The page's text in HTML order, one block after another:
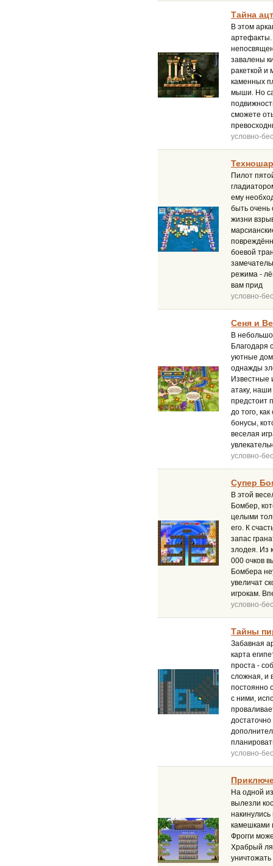
Тайна
В этом
артефакты.
завалены
ракеткой
каменных
мыши. Но
сможете
условно-
Пилот
ему
быть очень
жизни
боевой
режима -
вам прид
условно-
Сеня и
В
Благодаря
уютные
однажды
Известные
атаку,
предстоит
до того,
бонусы,
веселая
условно-
Супер
В этой
Бомбер,
целыми
его. К
запас
злодея. Из
000 очков
Бомбера
увеличат
игрокам.
условно-
Тайны
Забавная
карта
проста -
сложная, и
постоянно
с ними,
условно-
На одной
вылезли
камешками
Фрогги
Храбрый